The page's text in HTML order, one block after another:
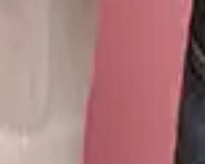
dein Zuhause
an Blumen unter 40 Euro echte
überzeugen.